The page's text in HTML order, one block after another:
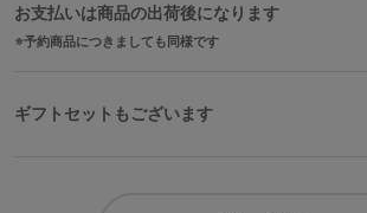
お支払いは商品の出荷後になります
予約商品につきましても同様です
ギフトセットもございます